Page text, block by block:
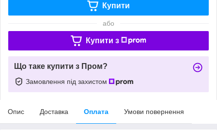
Купити
або
Купити з
Що таке купити з Пром?
Замовлення під захистом
Опис Доставка Оплата Умови повернення